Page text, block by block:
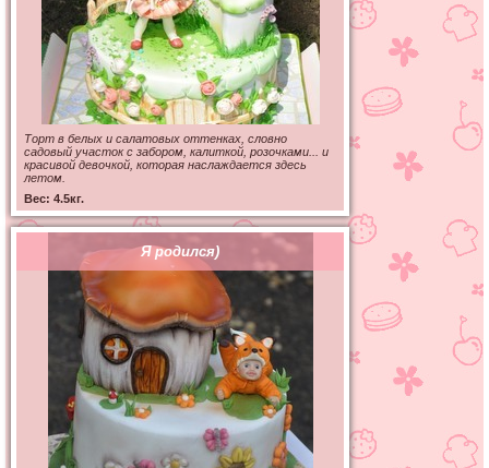
Торт в белых и салатовых оттенках, словно
садовый участок с забором, калиткой, розочками... и
красивой девочкой, которая наслаждается здесь
летом.
Вес: 4.5кг.
Я родился)